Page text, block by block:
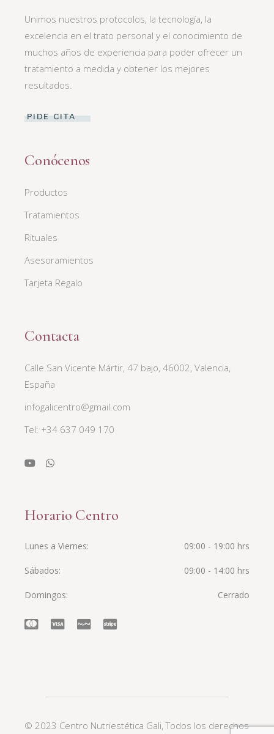
Unimos nuestros protocolos, la tecnología, la
excelencia en el trato personal y el conocimiento de
muchos años de experiencia para poder ofrecer un
tratamiento a medida y obtener los mejores
resultados.
PIDE CITA
Conócenos
Productos
Tratamientos
Rituales
Asesoramientos
Tarjeta Regalo
Contacta
Calle San Vicente Mártir, 47 bajo, 46002, Valencia,
España
infogalicentro@gmail.com
Tel: +34 637 049 170
Horario Centro
Lunes a Viernes 09:00 - 19:00 hrs
Sábados 09:00 - 14:00 hrs
Domingos Cerrado
© 2023 Centro Nutriestética Gali, Todos los derechos